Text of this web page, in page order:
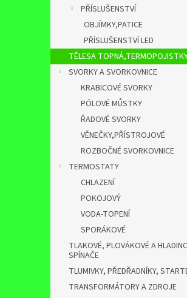
PŘÍSLUŠENSTVÍ
OBJÍMKY,PATICE
PŘÍSLUŠENSTVÍ LED
TĚLESA
SVORKY A SVORKOVNICE
KRABICOVÉ SVORKY
PÓLOVÉ MŮSTKY
ŘADOVÉ SVORKY
VĚNEČKY,PŘÍSTROJOVÉ
ROZBOČNÉ SVORKOVNICE
TERMOSTATY
CHLAZENÍ
POKOJOVÝ
VODA-TOPENÍ
SPORÁKOVÉ
TLAKOVÉ, PLOVÁKOVÉ A
SPÍNAČE
TLUMIVKY, PŘEDŘADNÍKY,
TRANSFORMÁTORY A ZDROJE